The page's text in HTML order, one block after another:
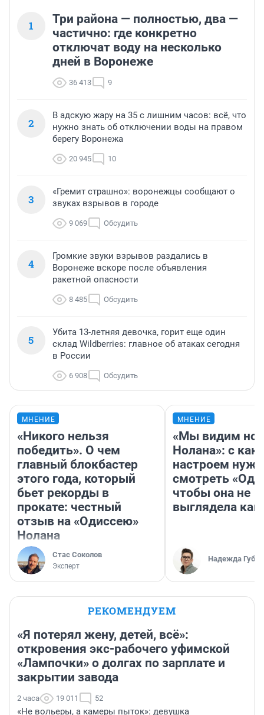
1
Три района — полностью, два —
частично: где конкретно
отключат воду на несколько
дней в Воронеже
36 413 9
2
В адскую жару на 35 с лишним часов: всё, что
нужно знать об отключении воды на правом
берегу Воронежа
20 945 10
3
«Гремит страшно»: воронежцы сообщают о
звуках взрывов в городе
9 069 Обсудить
4
Громкие звуки взрывов раздались в
Воронеже вскоре после объявления
ракетной опасности
8 485 Обсудить
5
Убита 13-летняя девочка, горит еще один
склад Wildberries: главное об атаках сегодня
в России
6 908 Обсудить
МНЕНИЕ
«Никого нельзя
победить». О чем
главный блокбастер
этого года, который
бьет рекорды в
прокате: честный
отзыв на «Одиссею»
Нолана
Стас Соколов
Эксперт
МНЕНИЕ
«Мы видим
Нолана»: с
настроем
смотреть
чтобы она не
выглядела как
Надежда
РЕКОМЕНДУЕМ
«Я потерял жену, детей, всё»:
откровения экс-рабочего уфимской
«Лампочки» о долгах по зарплате и
закрытии завода
2 часа 19 011 52
«Не вольеры, а камеры пыток»: девушка